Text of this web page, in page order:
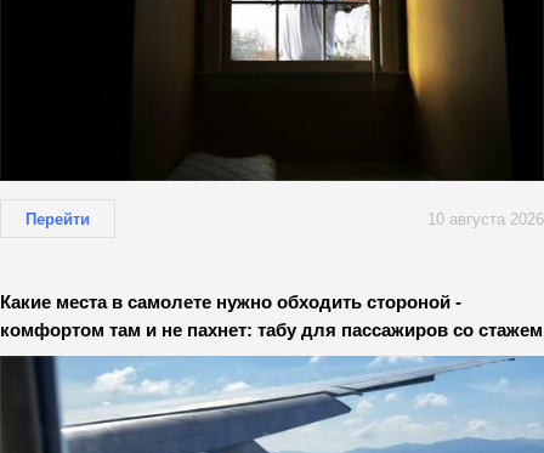
Перейти 10 августа 2026
Какие места в самолете нужно обходить стороной -
комфортом там и не пахнет: табу для пассажиров со стажем